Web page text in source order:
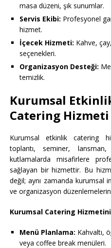
masa düzeni, şık sunumlar.
Servis Ekibi: Profesyonel
hizmet.
İçecek Hizmeti: Kahve,
seçenekleri.
Organizasyon Desteği:
temizlik.
Kurumsal
Catering Hizmeti
Kurumsal etkinlik catering
toplantı, seminer,
kutlamalarda misafirlere
sağlayan bir hizmettir. Bu
değil; aynı zamanda kurumsal
ve organizasyon
Kurumsal Catering
Menü Planlama: Kahvaltı,
veya coffee break menüleri.